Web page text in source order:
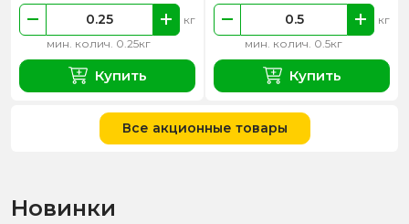
мин. колич. 0.25кг
кг
Купить
мин. колич. 0.5кг
кг
Купить
Все акционные товары
Новинки